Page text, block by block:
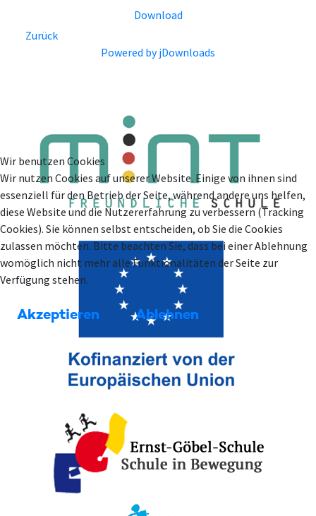
Download
Zurück
Powered by jDownloads
Wir benutzen Cookies
Wir nutzen Cookies auf unserer Website. Einige von ihnen sind
essenziell für den Betrieb der Seite, während andere uns helfen,
diese Website und die Nutzererfahrung zu verbessern (Tracking
Cookies). Sie können selbst entscheiden, ob Sie die Cookies
zulassen möchten. Bitte beachten Sie, dass bei einer Ablehnung
womöglich nicht mehr alle Funktionalitäten der Seite zur
Verfügung stehen.
Akzeptieren Ablehnen